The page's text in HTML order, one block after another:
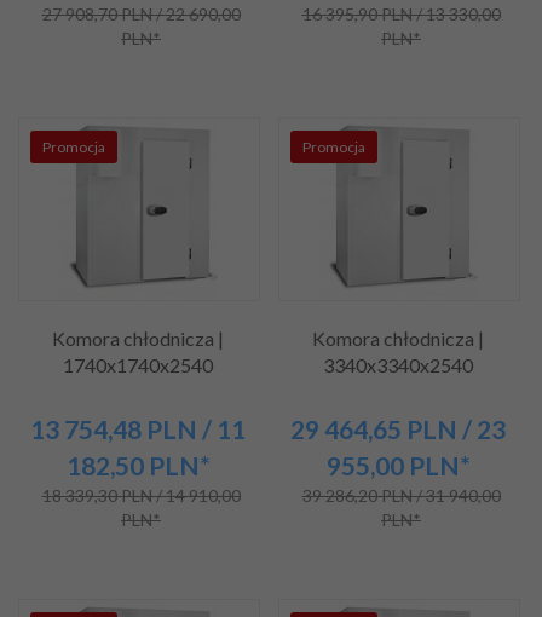
27 908,70 PLN / 22 690,00
PLN*
16 395,90 PLN / 13 330,00
PLN*
Promocja
Komora chłodnicza |
1740x1740x2540
13 754,48 PLN / 11
182,50 PLN*
18 339,30 PLN / 14 910,00
PLN*
Promocja
Komora chłodnicza |
3340x3340x2540
29 464,65 PLN / 23
955,00 PLN*
39 286,20 PLN / 31 940,00
PLN*